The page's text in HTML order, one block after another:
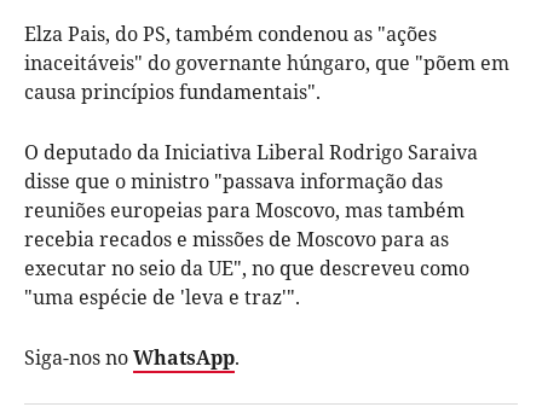
Elza Pais, do PS, também condenou as "ações
inaceitáveis" do governante húngaro, que "põem em
causa princípios fundamentais".
O deputado da Iniciativa Liberal Rodrigo Saraiva
disse que o ministro "passava informação das
reuniões europeias para Moscovo, mas também
recebia recados e missões de Moscovo para as
executar no seio da UE", no que descreveu como
"uma espécie de 'leva e traz'".
Siga-nos noWhatsApp.